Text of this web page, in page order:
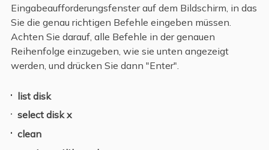
Eingabeaufforderungsfenster auf dem Bildschirm, in das
Sie die genau richtigen Befehle eingeben müssen.
Achten Sie darauf, alle Befehle in der genauen
Reihenfolge einzugeben, wie sie unten angezeigt
werden, und drücken Sie dann "Enter".
list disk
select disk x
clean